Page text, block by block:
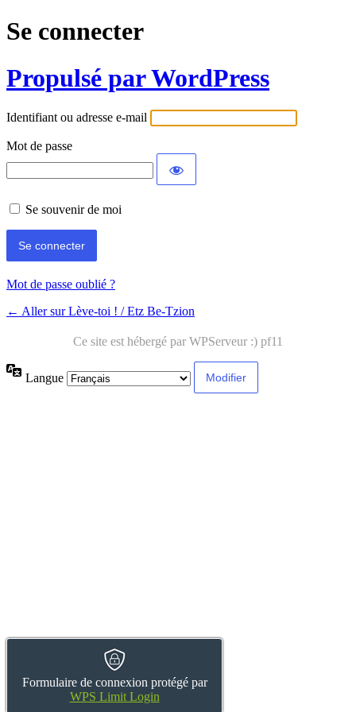
Se connecter
Propulsé par WordPress
Identifiant ou adresse e-mail
Mot de passe
Formulaire de connexion protégé par
WPS Limit Login
Se souvenir de moi
Mot de passe oublié ?
← Aller sur Lève-toi ! / Etz Be-Tzion
Langue